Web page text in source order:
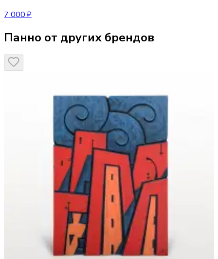
7 000 ₽
Панно от других брендов